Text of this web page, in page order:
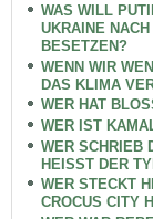
WAS WILL
UKRAINE
BESETZEN?
WENN WIR
DAS KLIMA
WER HAT
WER IST
WER SCHRIEB
HEISST DER
WER STECKT
CROCUS CITY